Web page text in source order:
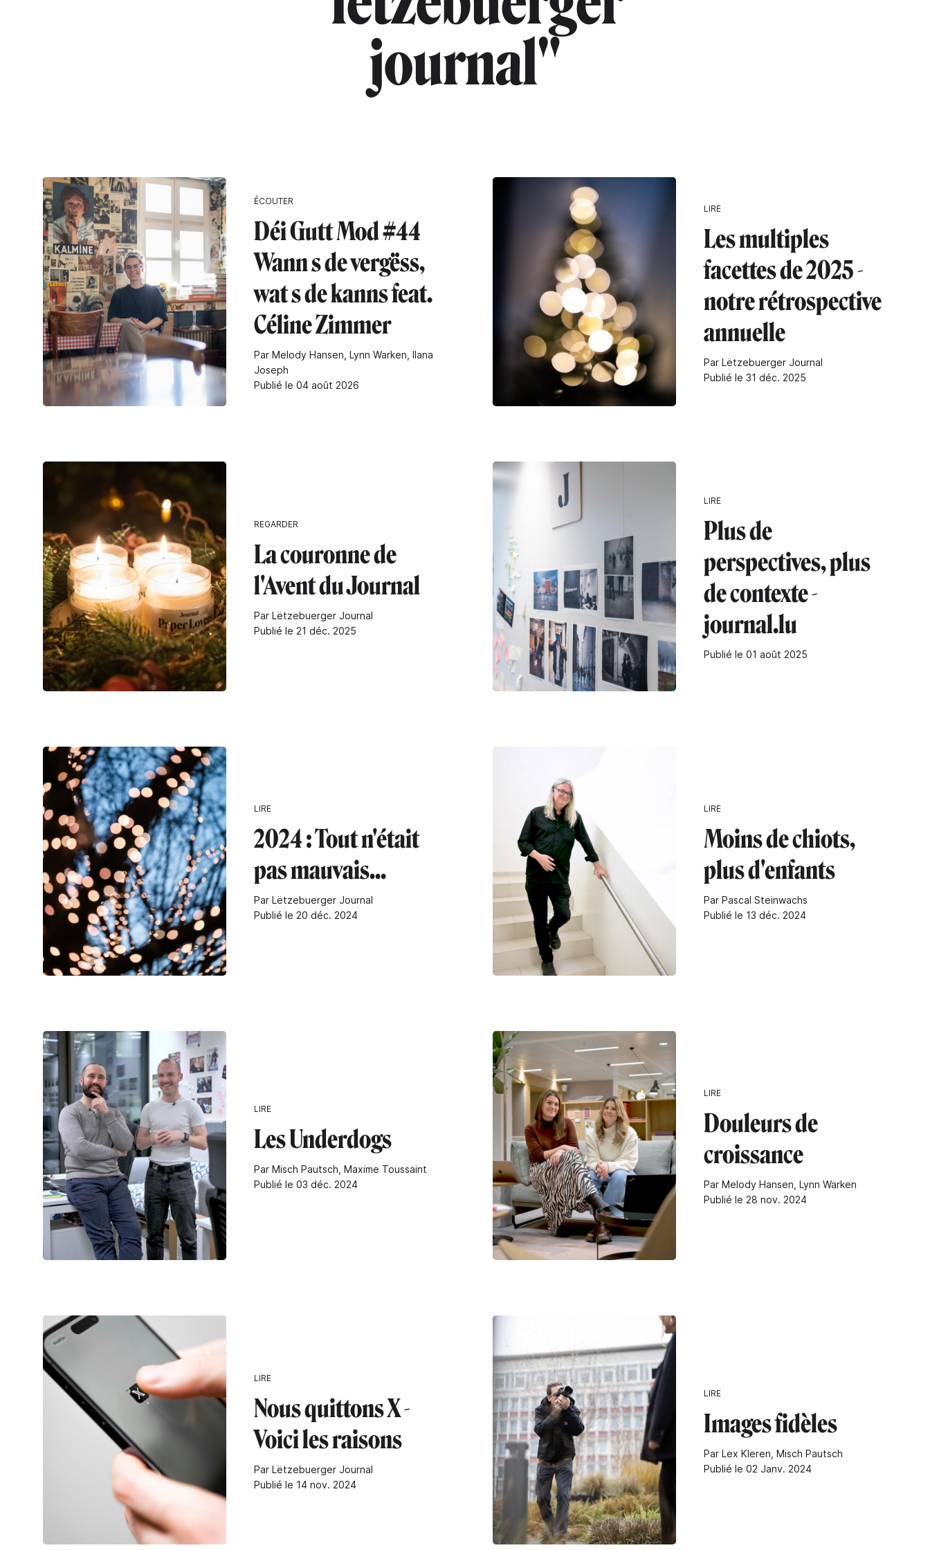
journal"
ÉCOUTER
Déi Gutt Mod #44
Wann s de vergëss,
wat s de kanns feat.
Céline Zimmer
Par Melody Hansen, Lynn Warken, Ilana
Joseph
Publié le 04 août 2026
LIRE
Les multiples
facettes de 2025 -
notre rétrospective
annuelle
Par Lëtzebuerger Journal
Publié le 31 déc. 2025
REGARDER
La couronne de
l'Avent du Journal
Par Lëtzebuerger Journal
Publié le 21 déc. 2025
LIRE
Plus de
perspectives, plus
de contexte -
journal.lu
Publié le 01 août 2025
LIRE
2024 : Tout n'était
pas mauvais...
Par Lëtzebuerger Journal
Publié le 20 déc. 2024
LIRE
Moins de chiots,
plus d'enfants
Par Pascal Steinwachs
Publié le 13 déc. 2024
LIRE
Les Underdogs
Par Misch Pautsch, Maxime Toussaint
Publié le 03 déc. 2024
LIRE
Douleurs de
croissance
Par Melody Hansen, Lynn Warken
Publié le 28 nov. 2024
LIRE
Nous quittons X -
Voici les raisons
Par Lëtzebuerger Journal
Publié le 14 nov. 2024
LIRE
Images fidèles
Par Lex Kleren, Misch Pautsch
Publié le 02 Janv. 2024